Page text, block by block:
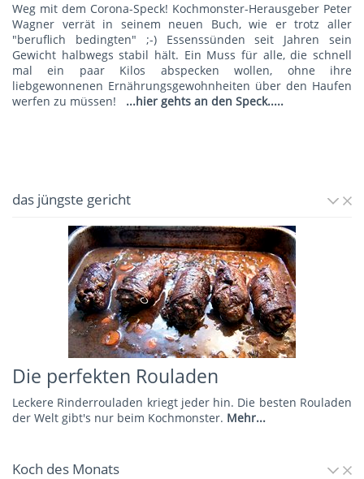
Weg mit dem Corona-Speck! Kochmonster-Herausgeber Peter
Wagner verrät in seinem neuen Buch, wie er trotz aller
"beruflich bedingten" ;-) Essenssünden seit Jahren sein
Gewicht halbwegs stabil hält. Ein Muss für alle, die schnell
mal ein paar Kilos abspecken wollen, ohne ihre
liebgewonnenen Ernährungsgewohnheiten über den Haufen
werfen zu müssen!
...hier gehts an den Speck.....
das jüngste gericht
Die perfekten Rouladen
Leckere Rinderrouladen kriegt jeder hin. Die besten Rouladen
der Welt gibt's nur beim Kochmonster. Mehr...
Koch des Monats